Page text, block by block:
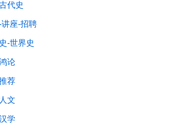
代史
座-招聘
-世界史
论
荐
文
学